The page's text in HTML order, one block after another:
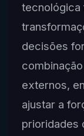
tecnológica
decisões
externos,
ajustar a
prioridades